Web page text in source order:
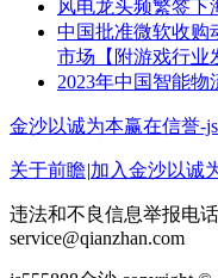
风电龙头频繁签下
中国批准微软收购
市场【附游戏行业
2023年中国智能
金沙以诚为本赢在信誉-
关于前瞻|加入金沙以诚
违法和不良信息举报电
service@qianzhan.com